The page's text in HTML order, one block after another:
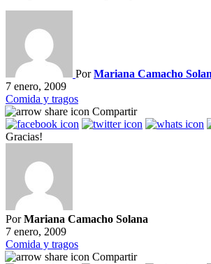
PorMariana Camacho
7 enero, 2009
Comida y tragos
Compartir
Gracias!
PorMariana Camacho Solana
7 enero, 2009
Comida y tragos
Compartir